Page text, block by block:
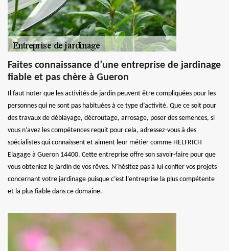
Faites connaissance d’une entreprise de jardinage
fiable et pas chère à Gueron
Il faut noter que les activités de jardin peuvent être compliquées pour les
personnes qui ne sont pas habituées à ce type d’activité. Que ce soit pour
des travaux de déblayage, décroutage, arrosage, poser des semences, si
vous n’avez les compétences requit pour cela, adressez-vous à des
spécialistes qui connaissent et aiment leur métier comme HELFRICH
Elagage à Gueron 14400. Cette entreprise offre son savoir-faire pour que
vous obteniez le jardin de vos rêves. N’hésitez pas à lui confier vos projets
concernant votre jardinage puisque c’est l’entreprise la plus compétente
et la plus fiable dans ce domaine.